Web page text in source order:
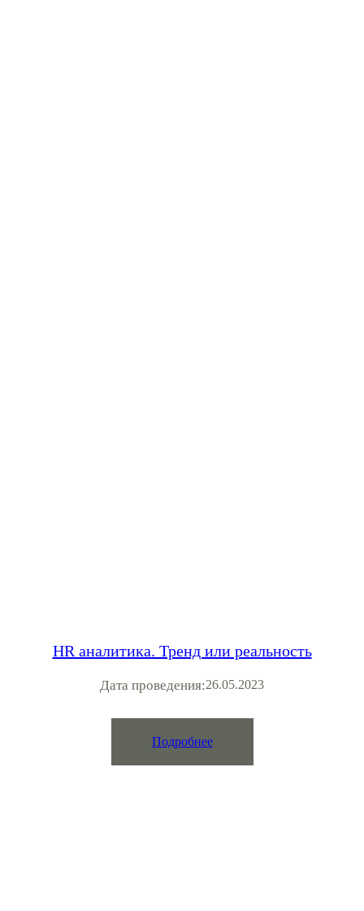
HR аналитика. Тренд или реальность
Дата проведения:26.05.2023
Подробнее